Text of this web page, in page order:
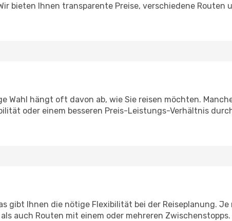
bieten Ihnen transparente Preise, verschiedene Routen
Wahl hängt oft davon ab, wie Sie reisen möchten.
oder einem besseren Preis-Leistungs-Verhältnis
gibt Ihnen die nötige Flexibilität bei der Reiseplanung. Je
auch Routen mit einem oder mehreren